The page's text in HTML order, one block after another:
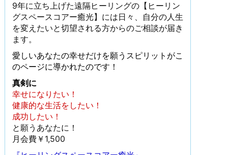
9年に立ち上げた遠隔ヒーリングの【ヒーリン
グスペースコアー癒光】には日々、自分の人生
を変えたいと切望される方からのご相談が届き
ます。
愛しいあなたの幸せだけを願うスピリットがこ
のページに導かれたのです！
真剣に
幸せになりたい！
健康的な生活をしたい！
成功したい！
と願うあなたに！
月会費￥1,500